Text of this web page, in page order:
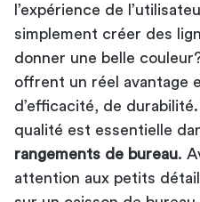
l’expérience de
simplement créer des
donner une belle
offrent un réel avantage
d’efficacité, de
qualité est essentielle
rangements de bureau.
attention aux petits